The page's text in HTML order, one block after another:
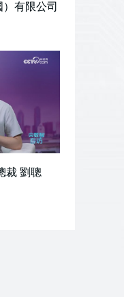
有限公司
裁 劉聰